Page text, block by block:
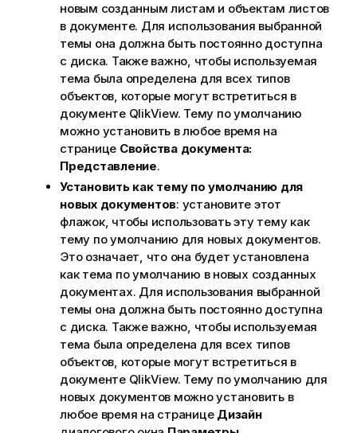
новым созданным листам и объектам листов
в документе. Для использования выбранной
темы она должна быть постоянно доступна
с диска. Также важно, чтобы используемая
тема была определена для всех типов
объектов, которые могут встретиться в
документе QlikView. Тему по умолчанию
можно установить в любое время на
странице Свойства документа:
Представление.
Установить как тему по умолчанию для
новых документов: установите этот
флажок, чтобы использовать эту тему как
тему по умолчанию для новых документов.
Это означает, что она будет установлена
как тема по умолчанию в новых созданных
документах. Для использования выбранной
темы она должна быть постоянно доступна
с диска. Также важно, чтобы используемая
тема была определена для всех типов
объектов, которые могут встретиться в
документе QlikView. Тему по умолчанию для
новых документов можно установить в
любое время на странице Дизайн